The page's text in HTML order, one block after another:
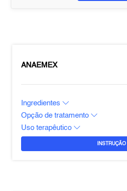
ANAEMEX
Ingredientes
Opção de tratamento
Uso terapêutico
INSTRUÇÃO